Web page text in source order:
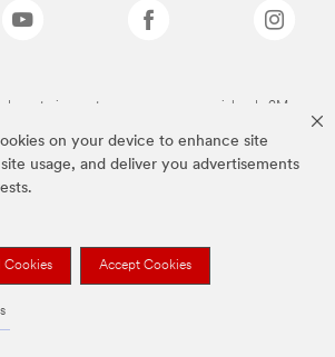
on your device to enhance site
usage, and deliver you advertisements
Cookies Accept Cookies
anteriormente son marcas comerciales de 3M.